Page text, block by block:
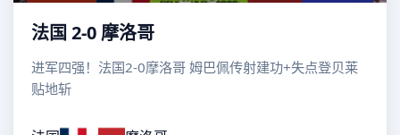
法国 2-0 摩洛哥
进军四强！法国2-0摩洛哥 姆巴佩传射建功+失点登贝莱
贴地斩